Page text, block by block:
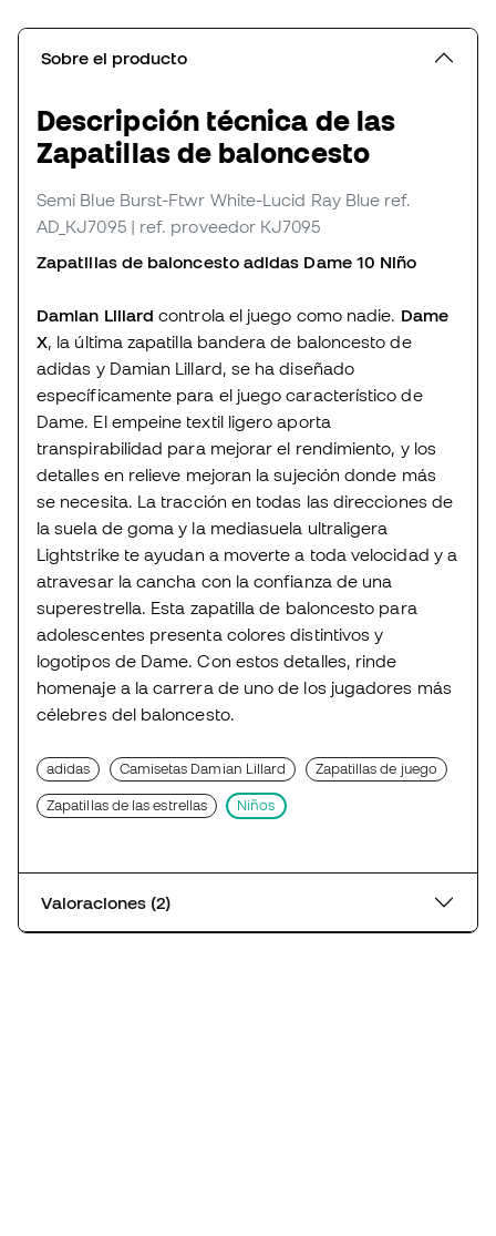
Sobre el producto
Descripción técnica de las
Zapatillas de baloncesto
Semi Blue Burst-Ftwr White-Lucid Ray Blue ref.
AD_KJ7095 | ref. proveedor KJ7095
Zapatillas de baloncesto adidas Dame 10 Niño
Damian Lillardcontrola el juego como nadie. Dame
X, la última zapatilla bandera de baloncesto de
adidas y Damian Lillard, se ha diseñado
específicamente para el juego característico de
Dame. El empeine textil ligero aporta
transpirabilidad para mejorar el rendimiento, y los
detalles en relieve mejoran la sujeción donde más
se necesita. La tracción en todas las direcciones de
la suela de goma y la mediasuela ultraligera
Lightstrike te ayudan a moverte a toda velocidad y a
atravesar la cancha con la confianza de una
superestrella. Esta zapatilla de baloncesto para
adolescentes presenta colores distintivos y
logotipos de Dame. Con estos detalles, rinde
homenaje a la carrera de uno de los jugadores más
célebres del baloncesto.
adidas Camisetas Damian Lillard Zapatillas de juego
Zapatillas de las estrellas Niños
Valoraciones (2)